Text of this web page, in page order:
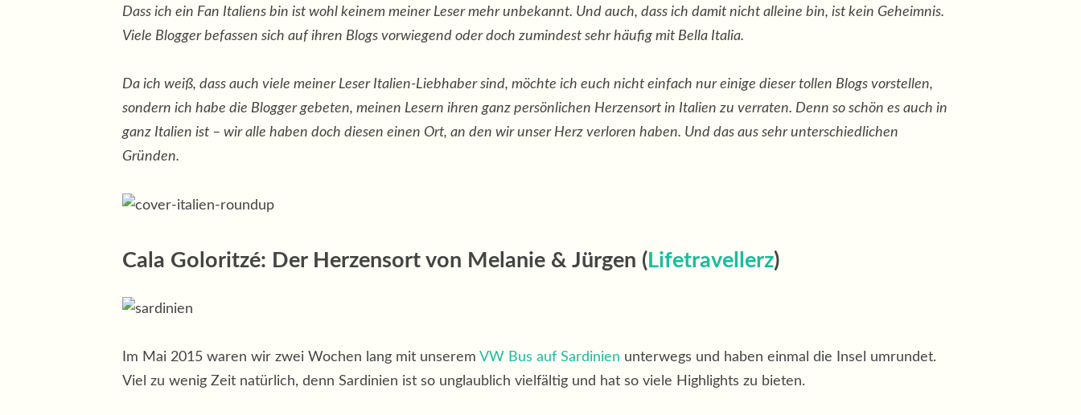
Dass ich ein Fan Italiens bin ist wohl keinem meiner Leser mehr unbekannt. Und auch, dass ich damit nicht alleine bin, ist kein Geheimnis.
Viele Blogger befassen sich auf ihren Blogs vorwiegend oder doch zumindest sehr häufig mit Bella Italia.
Da ich weiß, dass auch viele meiner Leser Italien-Liebhaber sind, möchte ich euch nicht einfach nur einige dieser tollen Blogs vorstellen,
sondern ich habe die Blogger gebeten, meinen Lesern ihren ganz persönlichen Herzensort in Italien zu verraten. Denn so schön es auch in
ganz Italien ist – wir alle haben doch diesen einen Ort, an den wir unser Herz verloren haben. Und das aus sehr unterschiedlichen
Gründen.
Cala Goloritzé: Der Herzensort von Melanie & Jürgen (Lifetravellerz)
Im Mai 2015 waren wir zwei Wochen lang mit unserem VW Bus auf Sardinien unterwegs und haben einmal die Insel umrundet.
Viel zu wenig Zeit natürlich, denn Sardinien ist so unglaublich vielfältig und hat so viele Highlights zu bieten.